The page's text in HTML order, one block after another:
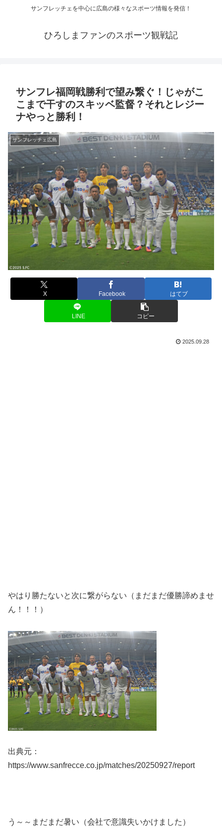
サンフレッチェを中心に広島の様々なスポーツ情報を発信！
ひろしまファンのスポーツ観戦記
サンフレ福岡戦勝利で望み繋ぐ！じゃがこ
こまで干すのスキッベ監督？それとレジー
ナやっと勝利！
サンフレッチェ広島
X Facebook はてブ
LINE コピー
2025.09.28
やはり勝たないと次に繋がらない（まだまだ優勝諦めませ
ん！！！）
出典元：
https://www.sanfrecce.co.jp/matches/20250927/report
う～～まだまだ暑い（会社で意識失いかけました）